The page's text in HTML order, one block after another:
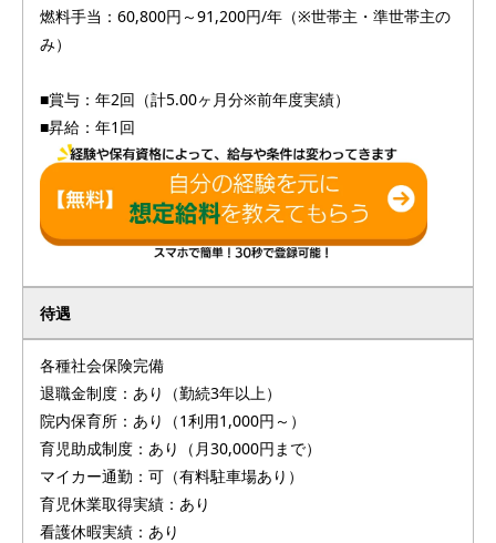
燃料手当：60,800円～91,200円/年（※世帯主・準世帯主の
み）
■賞与：年2回（計5.00ヶ月分※前年度実績）
■昇給：年1回
待遇
各種社会保険完備
退職金制度：あり（勤続3年以上）
院内保育所：あり（1利用1,000円～）
育児助成制度：あり（月30,000円まで）
マイカー通勤：可（有料駐車場あり）
育児休業取得実績：あり
看護休暇実績：あり